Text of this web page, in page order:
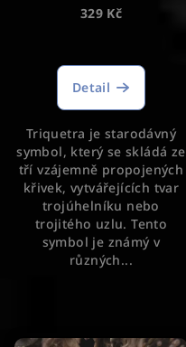
329 Kč
Detail
Triquetra je starodávný
symbol, který se skládá ze
tří vzájemně propojených
křivek, vytvářejících tvar
trojúhelníku nebo
trojitého uzlu. Tento
symbol je známý v
různých...